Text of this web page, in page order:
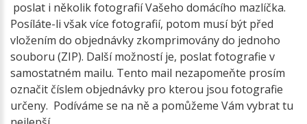
poslat i několik fotografií Vašeho domácího mazlíčka.
Posíláte-li však více fotografií, potom musí být před
vložením do objednávky zkomprimovány do jednoho
souboru (ZIP). Další možností je, poslat fotografie v
samostatném mailu. Tento mail nezapomeňte prosím
označit číslem objednávky pro kterou jsou fotografie
určeny. Podíváme se na ně a pomůžeme Vám vybrat tu